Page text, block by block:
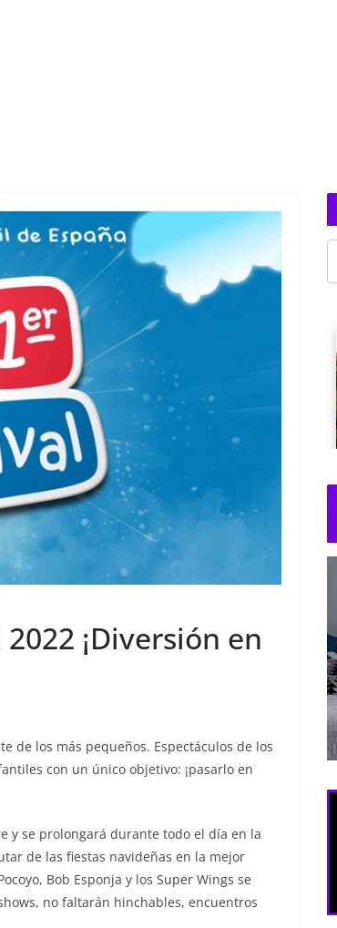
¡Diversión en
de los más pequeños. Espectáculos de los
con un único objetivo: ¡pasarlo en
y se prolongará durante todo el día en la
de las fiestas navideñas en la mejor
Bob Esponja y los Super Wings se
no faltarán hinchables, encuentros